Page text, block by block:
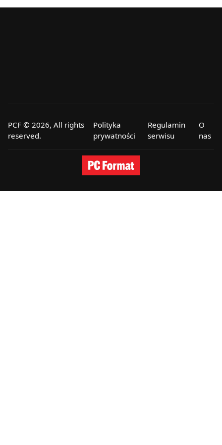
PCF © 2026, All rights
reserved.
Polityka
prywatności
Regulamin
serwisu
O
nas